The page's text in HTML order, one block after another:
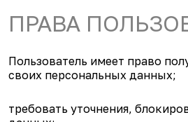
ПРАВА
Пользователь имеет право
своих персональных данных;
требовать уточнения,